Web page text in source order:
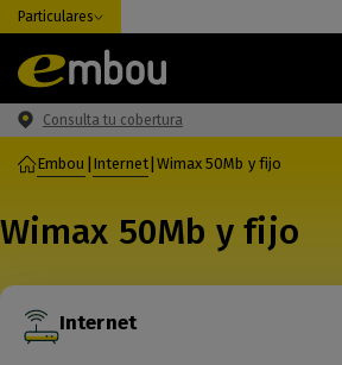
Particulares
Consulta tu cobertura
Embou Internet Wimax 50Mb y fijo
Wimax 50Mb y fijo
Internet